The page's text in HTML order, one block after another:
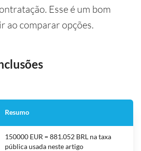
Esse é um bom
ao comparar opções.
Resumo
150000 EUR = 881.052 BRL na taxa
pública usada neste artigo